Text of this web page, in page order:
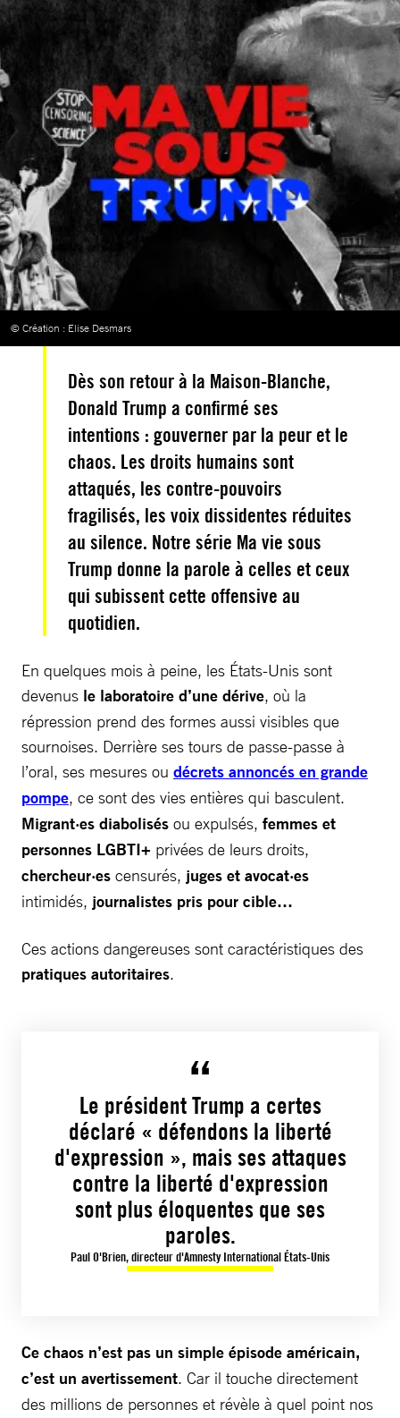
© Création : Elise Desmars
Dès son retour à la Maison-Blanche,
Donald Trump a confirmé ses
intentions : gouverner par la peur et le
chaos. Les droits humains sont
attaqués, les contre-pouvoirs
fragilisés, les voix dissidentes réduites
au silence. Notre série Ma vie sous
Trump donne la parole à celles et ceux
qui subissent cette offensive au
quotidien.
En quelques mois à peine, les États-Unis sont
devenus le laboratoire d’une dérive, où la
répression prend des formes aussi visibles que
sournoises. Derrière ses tours de passe-passe à
l’oral, ses mesures ou décrets annoncés en grande
pompe, ce sont des vies entières qui basculent.
Migrant·es diabolisés ou expulsés, femmes et
personnes LGBTI+ privées de leurs droits,
chercheur·es censurés, juges et avocat·es
intimidés, journalistes pris pour cible…
Ces actions dangereuses sont caractéristiques des
pratiques autoritaires.
Le président Trump a certes
déclaré « défendons la liberté
d'expression », mais ses attaques
contre la liberté d'expression
sont plus éloquentes que ses
paroles.
Paul O'Brien, directeur d'Amnesty International États-Unis
Ce chaos n’est pas un simple épisode américain,
c’est un avertissement. Car il touche directement
des millions de personnes et révèle à quel point nos